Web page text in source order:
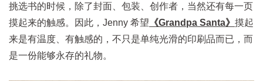
挑选书的时候，除了封面、包装、创作者，当然还有每一页
摸起来的触感。因此，Jenny 希望 《Grandpa Santa》 摸起
来是有温度、有触感的，不只是单纯光滑的印刷品而已，而
是一份能够永存的礼物。